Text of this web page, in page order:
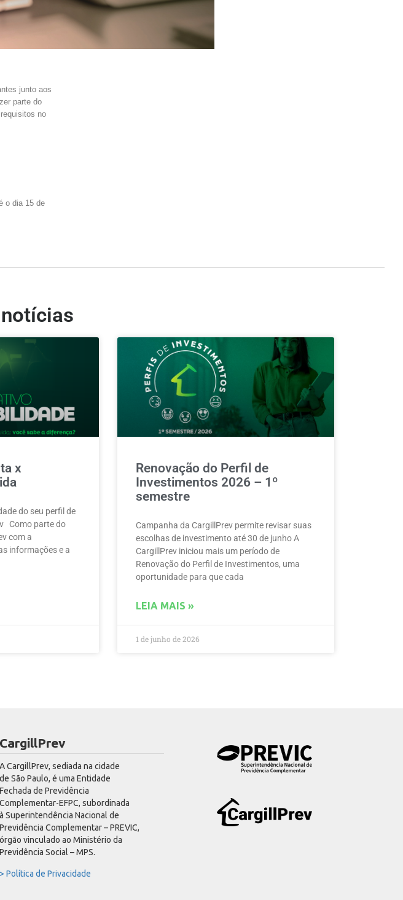
junto aos
parte do
no
o dia 15 de
x
do seu perfil de
Como parte do
com a
informações e a
Renovação do Perfil de
Investimentos 2026 – 1º
semestre
Campanha da CargillPrev permite revisar suas
escolhas de investimento até 30 de junho A
CargillPrev iniciou mais um período de
Renovação do Perfil de Investimentos, uma
oportunidade para que cada
LEIA MAIS »
1 de junho de 2026
CargillPrev
A CargillPrev, sediada na cidade
de São Paulo, é uma Entidade
Fechada de Previdência
Complementar-EFPC, subordinada
à Superintendência Nacional de
Previdência Complementar – PREVIC,
órgão vinculado ao Ministério da
Previdência Social – MPS.
> Política de Privacidade